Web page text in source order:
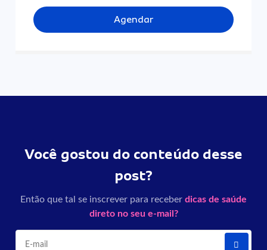
Agendar
Você gostou do conteúdo desse
post?
Então que tal se inscrever para receber dicas de saúde
direto no seu e-mail?